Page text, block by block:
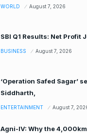
WORLD August 7, 2026
SBI Q1 Results: Net Profit
BUSINESS August 7, 2026
‘Operation Safed Sagar’
Siddharth,
ENTERTAINMENT August 7,
Agni-IV: Why the